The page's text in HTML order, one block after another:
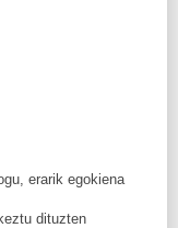
erarik egokiena
dituzten